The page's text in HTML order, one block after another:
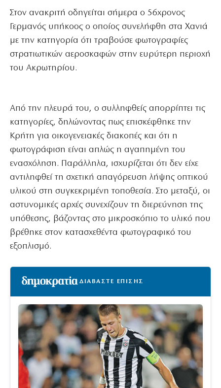
Στον ανακριτή οδηγείται σήμερα ο 56χρονος
Γερμανός υπήκοος ο οποίος συνελήφθη στα Χανιά
με την κατηγορία ότι τραβούσε φωτογραφίες
στρατιωτικών αεροσκαφών στην ευρύτερη περιοχή
του Ακρωτηρίου.
Από την πλευρά του, ο συλληφθείς απορρίπτει τις
κατηγορίες, δηλώνοντας πως επισκέφθηκε την
Κρήτη για οικογενειακές διακοπές και ότι η
φωτογράφιση είναι απλώς η αγαπημένη του
ενασχόληση. Παράλληλα, ισχυρίζεται ότι δεν είχε
αντιληφθεί τη σχετική απαγόρευση λήψης οπτικού
υλικού στη συγκεκριμένη τοποθεσία. Στο μεταξύ, οι
αστυνομικές αρχές συνεχίζουν τη διερεύνηση της
υπόθεσης, βάζοντας στο μικροσκόπιο το υλικό που
βρέθηκε στον κατασχεθέντα φωτογραφικό του
εξοπλισμό.
ΔΙΑΒΑΣΤΕ ΕΠΙΣΗΣ